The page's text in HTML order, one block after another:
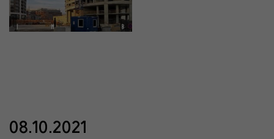
08.10.2021